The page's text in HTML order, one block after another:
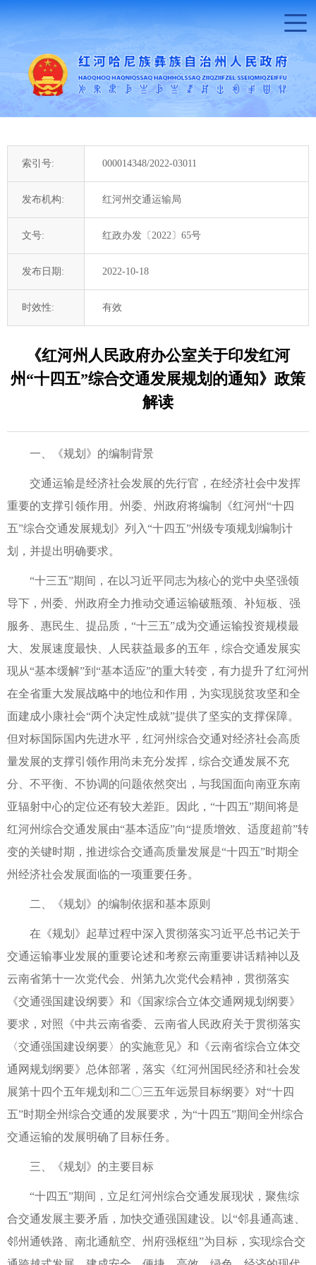
索引号: 000014348/2022-03011
发布机构: 红河州交通运输局
文号: 红政办发〔2022〕65号
发布日期: 2022-10-18
时效性: 有效
《红河州人民政府办公室关于印发红河
州“十四五”综合交通发展规划的通知》政策
解读
一、《规划》的编制背景
交通运输是经济社会发展的先行官，在经济社会中发挥
重要的支撑引领作用。州委、州政府将编制《红河州“十四
五”综合交通发展规划》列入“十四五”州级专项规划编制计
划，并提出明确要求。
“十三五”期间，在以习近平同志为核心的党中央坚强领
导下，州委、州政府全力推动交通运输破瓶颈、补短板、强
服务、惠民生、提品质，“十三五”成为交通运输投资规模最
大、发展速度最快、人民获益最多的五年，综合交通发展实
现从“基本缓解”到“基本适应”的重大转变，有力提升了红河州
在全省重大发展战略中的地位和作用，为实现脱贫攻坚和全
面建成小康社会“两个决定性成就”提供了坚实的支撑保障。
但对标国际国内先进水平，红河州综合交通对经济社会高质
量发展的支撑引领作用尚未充分发挥，综合交通发展不充
分、不平衡、不协调的问题依然突出，与我国面向南亚东南
亚辐射中心的定位还有较大差距。因此，“十四五”期间将是
红河州综合交通发展由“基本适应”向“提质增效、适度超前”转
变的关键时期，推进综合交通高质量发展是“十四五”时期全
州经济社会发展面临的一项重要任务。
二、《规划》的编制依据和基本原则
在《规划》起草过程中深入贯彻落实习近平总书记关于
交通运输事业发展的重要论述和考察云南重要讲话精神以及
云南省第十一次党代会、州第九次党代会精神，贯彻落实
《交通强国建设纲要》和《国家综合立体交通网规划纲要》
要求，对照《中共云南省委、云南省人民政府关于贯彻落实
〈交通强国建设纲要〉的实施意见》和《云南省综合立体交
通网规划纲要》总体部署，落实《红河州国民经济和社会发
展第十四个五年规划和二〇三五年远景目标纲要》对“十四
五”时期全州综合交通的发展要求，为“十四五”期间全州综合
交通运输的发展明确了目标任务。
三、《规划》的主要目标
“十四五”期间，立足红河州综合交通发展现状，聚焦综
合交通发展主要矛盾，加快交通强国建设。以“邻县通高速、
邻州通铁路、南北通航空、州府强枢纽”为目标，实现综合交